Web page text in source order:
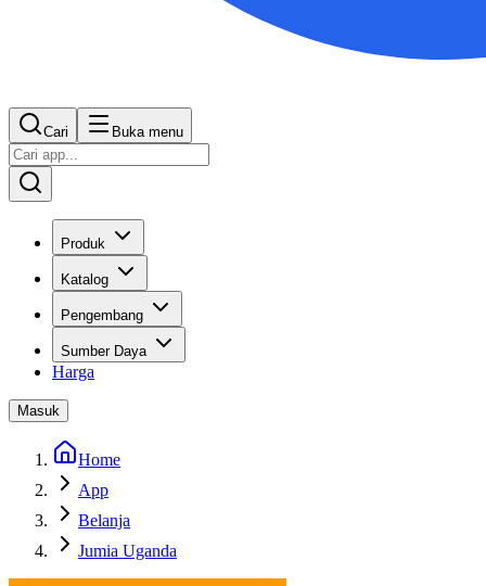
Cari Buka menu
Produk
Katalog
Pengembang
Sumber Daya
Harga
Masuk
Home
App
Belanja
Jumia Uganda